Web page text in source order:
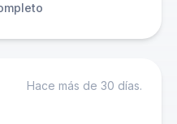
Hace más de 30 días.